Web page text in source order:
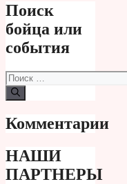
Поиск
бойца или
события
Поиск:
Комментарии
НАШИ
ПАРТНЕРЫ